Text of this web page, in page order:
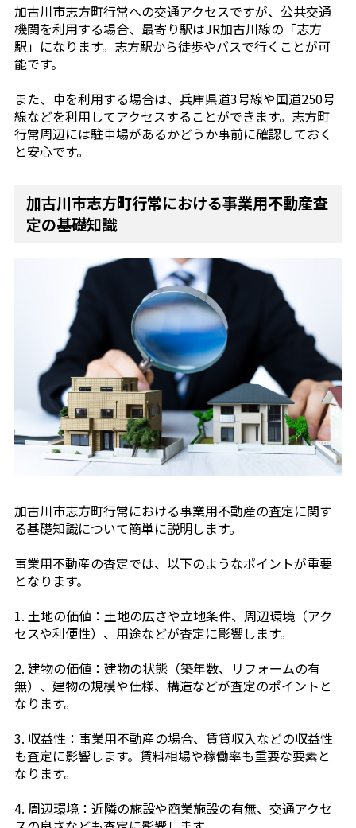
加古川市志方町行常への交通アクセスですが、公共交通
機関を利用する場合、最寄り駅はJR加古川線の「志方
駅」になります。志方駅から徒歩やバスで行くことが可
能です。
また、車を利用する場合は、兵庫県道3号線や国道250号
線などを利用してアクセスすることができます。志方町
行常周辺には駐車場があるかどうか事前に確認しておく
と安心です。
加古川市志方町行常における事業用不動産査
定の基礎知識
加古川市志方町行常における事業用不動産の査定に関す
る基礎知識について簡単に説明します。
事業用不動産の査定では、以下のようなポイントが重要
となります。
1. 土地の価値：土地の広さや立地条件、周辺環境（アク
セスや利便性）、用途などが査定に影響します。
2. 建物の価値：建物の状態（築年数、リフォームの有
無）、建物の規模や仕様、構造などが査定のポイントと
なります。
3. 収益性：事業用不動産の場合、賃貸収入などの収益性
も査定に影響します。賃料相場や稼働率も重要な要素と
なります。
4. 周辺環境：近隣の施設や商業施設の有無、交通アクセ